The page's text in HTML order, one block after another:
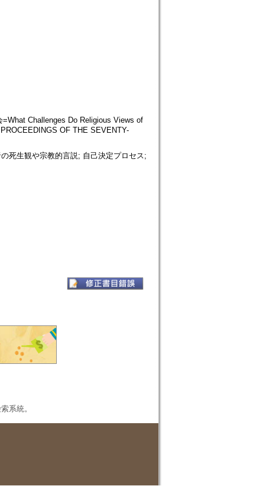
Challenges Do Religious Views of
OF THE SEVENTY-
死生観や宗教的言説; 自己決定プロセス;
系統。